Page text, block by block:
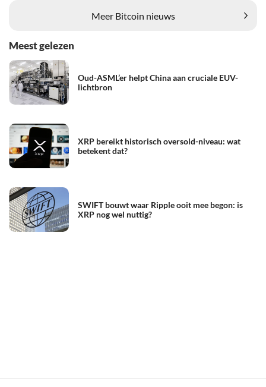
Meer Bitcoin nieuws
Meest gelezen
Oud-ASML’er helpt China aan cruciale EUV-
lichtbron
XRP bereikt historisch oversold-niveau: wat
betekent dat?
SWIFT bouwt waar Ripple ooit mee begon: is
XRP nog wel nuttig?